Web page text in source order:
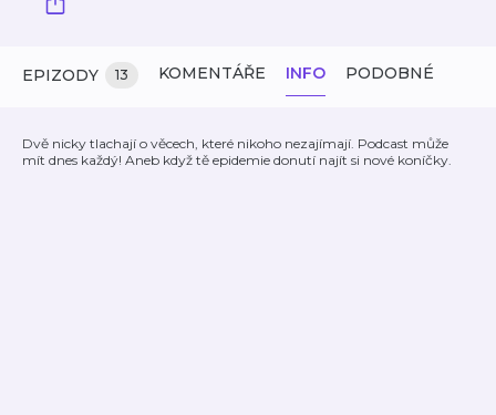
EPIZODY 13 KOMENTÁŘE INFO PODOBNÉ
Dvě nicky tlachají o věcech, které nikoho nezajímají. Podcast může
mít dnes každý! Aneb když tě epidemie donutí najít si nové koníčky.